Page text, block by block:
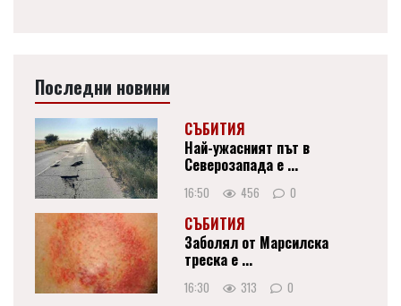
Последни новини
СЪБИТИЯ
Най-ужасният път в
Северозапада е ...
16:50 456 0
СЪБИТИЯ
Заболял от Марсилска
треска е ...
16:30 313 0